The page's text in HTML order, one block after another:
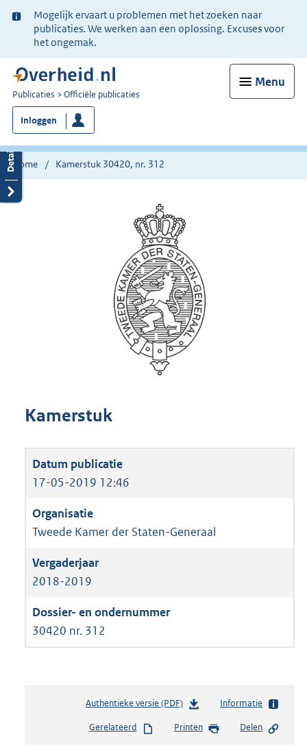
Ter
informatie:
Mogelijk ervaart u problemen met het zoeken naar
publicaties. We werken aan een oplossing. Excuses voor
het ongemak.
Menu
U
bent
nu
hier:
Publicaties Officiële publicaties
Inloggen
Home Kamerstuk 30420, nr. 312
Kamerstuk
17-05-2019 12:46
Tweede Kamer der Staten-Generaal
2018-2019
30420 nr. 312
Authentieke versie (PDF)b
s
Informatie
Gerelateerd Printen Delen